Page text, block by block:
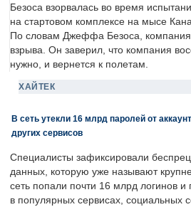
Безоса взорвалась во время
на стартовом комплексе на мысе
По словам Джеффа Безоса,
взрыва. Он заверил, что компания
нужно, и вернется к полетам.
ХАЙТЕК
В сеть утекли 16 млрд паролей от
других сервисов
Специалисты зафиксировали
данных, которую уже называют
сеть попали почти 16 млрд логинов и
в популярных сервисах, социальных